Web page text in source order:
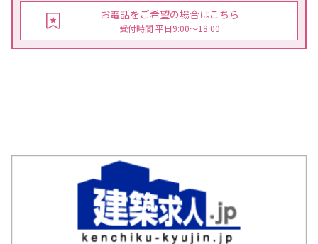
お電話をご希望の場合はこちら
受付時間 平日9:00〜18:00